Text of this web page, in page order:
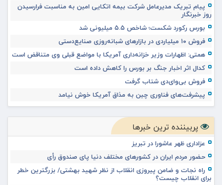
پیام تبریک مدیرعامل شرکت بیمه اتکایی امین به مناسبت فرارسیدن
روز خبرنگار
بورس رکورد شکست؛ شاخص ۵.۵ میلیونی شد
فروش ۱۰ میلیاردی در بازارهای شبانه‌روزی صنایع‌دستی
همتی: اظهارات وزیر خزانه‌داری آمریکا با مواضع قبلی وی متناقض است
کدال اثر اخبار جنگ بر بورس را کاهش داده است
فروش بی‌وای‌دی شتاب گرفت
پیشرفت‌های فناوری چین به مذاق آمریکا خوش نیامد
پربیننده ترین خبرها
عزاداری ظهر عاشورا در تبریز
حضور مردم ایران در کشورهای مختلف دنیا پای صندوق رأی
راه نجات و ضامن پیروزی انقلاب از نظر شهید بهشتی/ بزرگترین خطر
برای انقلاب چیست؟